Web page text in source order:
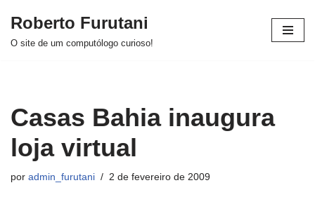
Pular
Roberto Furutani
O site de um computólogo curioso!
Casas Bahia inaugura
loja virtual
por admin_furutani 2 de fevereiro de 2009